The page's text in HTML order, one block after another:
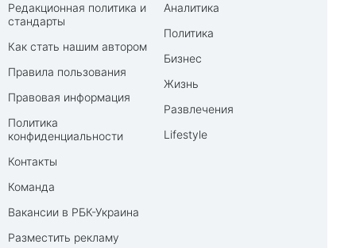
Редакционная политика и
стандарты
Как стать нашим автором
Правила пользования
Правовая информация
Политика
конфиденциальности
Контакты
Команда
Вакансии в РБК-Украина
Разместить рекламу
Аналитика
Политика
Бизнес
Жизнь
Развлечения
Lifestyle